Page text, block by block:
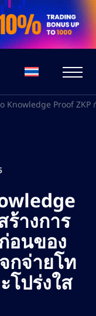
Knowledge Proof
ร้างการ
อนของ
กจ่ายโท
โปร่งใส